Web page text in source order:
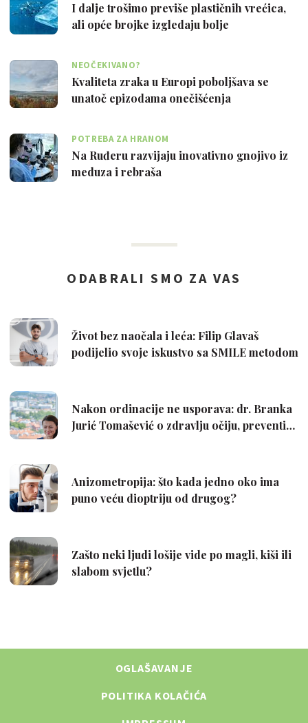
I dalje trošimo previše plastičnih vrećica,
ali opće brojke izgledaju bolje
NEOČEKIVANO?
Kvaliteta zraka u Europi poboljšava se
unatoč epizodama onečišćenja
POTREBA ZA HRANOM
Na Ruđeru razvijaju inovativno gnojivo iz
meduza i rebraša
OGLAŠAVANJE
POLITIKA KOLAČIĆA